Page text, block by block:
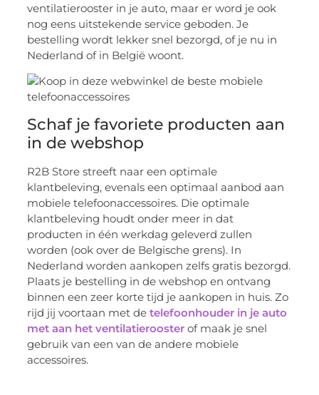
ventilatierooster in je auto, maar er word je ook
nog eens uitstekende service geboden. Je
bestelling wordt lekker snel bezorgd, of je nu in
Nederland of in België woont.
Schaf je favoriete producten aan
in de webshop
R2B Store streeft naar een optimale
klantbeleving, evenals een optimaal aanbod aan
mobiele telefoonaccessoires. Die optimale
klantbeleving houdt onder meer in dat
producten in één werkdag geleverd zullen
worden (ook over de Belgische grens). In
Nederland worden aankopen zelfs gratis bezorgd.
Plaats je bestelling in de webshop en ontvang
binnen een zeer korte tijd je aankopen in huis. Zo
rijd jij voortaan met detelefoonhouder in je auto
met aan het ventilatierooster of maak je snel
gebruik van een van de andere mobiele
accessoires.